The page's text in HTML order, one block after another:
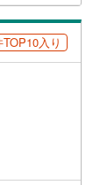
入り